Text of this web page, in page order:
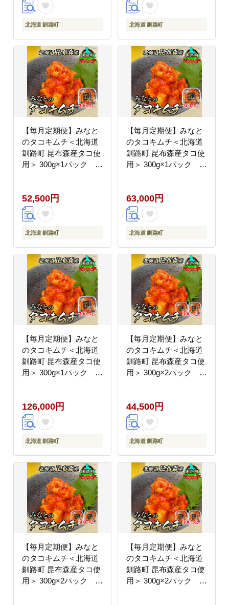
北海道 釧路町 北海道 釧路町
【毎月定期便】みなと
のタコキムチ＜北海道
釧路町 昆布森産タコ使
用＞ 300g×1パック 全
52,500円
北海道 釧路町
【毎月定期便】みなと
のタコキムチ＜北海道
釧路町 昆布森産タコ使
用＞ 300g×1パック 全
63,000円
北海道 釧路町
【毎月定期便】みなと
のタコキムチ＜北海道
釧路町 昆布森産タコ使
用＞ 300g×1パック 全
126,000円
北海道 釧路町
【毎月定期便】みなと
のタコキムチ＜北海道
釧路町 昆布森産タコ使
用＞ 300g×2パック 全
44,500円
北海道 釧路町
【毎月定期便】みなと
のタコキムチ＜北海道
釧路町 昆布森産タコ使
用＞ 300g×2パック 全
【毎月定期便】みなと
のタコキムチ＜北海道
釧路町 昆布森産タコ使
用＞ 300g×2パック 全